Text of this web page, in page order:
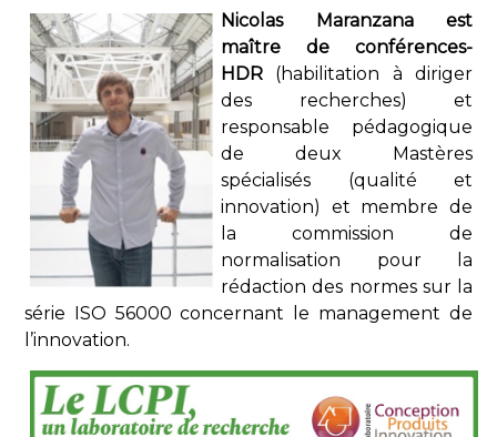
Nicolas Maranzana est
maître de conférences-
HDR (habilitation à diriger
des recherches) et
responsable pédagogique
de deux Mastères
spécialisés (qualité et
innovation) et membre de
la commission de
normalisation pour la
rédaction des normes sur la
série ISO 56000 concernant le management de
l’innovation.